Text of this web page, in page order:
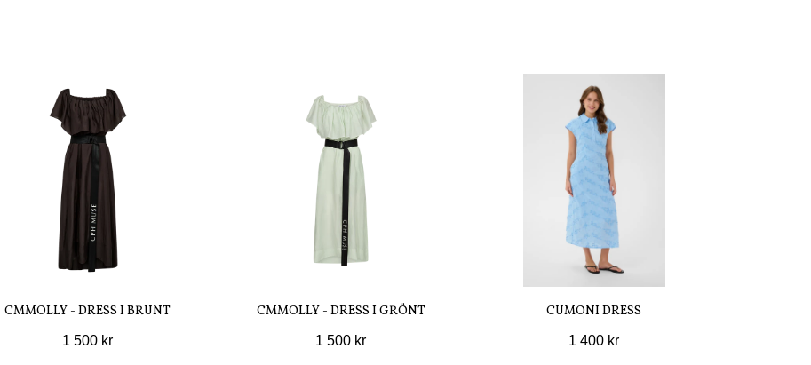
CMMOLLY - DRESS I BRUNT
1 500 kr
CMMOLLY - DRESS I GRÖNT
1 500 kr
CUMONI DRESS
1 400 kr